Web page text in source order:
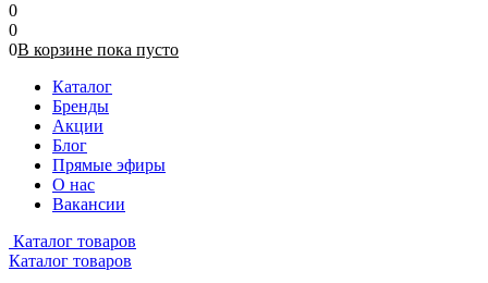
0
0
0В корзине пока пусто
Каталог
Бренды
Акции
Блог
Прямые эфиры
О нас
Вакансии
Каталог товаров
Каталог товаров